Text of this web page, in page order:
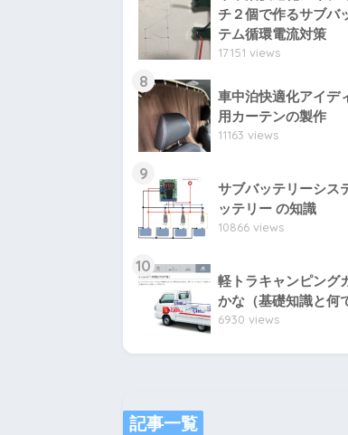
チ２個で作るサブバ
テム循環電流対策
17151 views
8
車中泊快適化アイ
用カーテンの製作
11163 views
9
サブバッテリーシ
ッテリー の知識
10866 views
10
軽トラキャンピング
かな（基礎知識と何
6930 views
記事一覧